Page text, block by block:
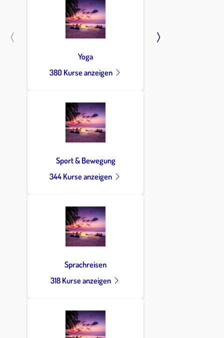
Yoga
380 Kurse anzeigen
Sport & Bewegung
344 Kurse anzeigen
Sprachreisen
318 Kurse anzeigen